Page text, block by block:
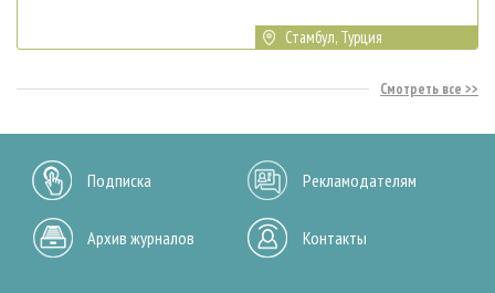
Стамбул, Турция
Смотреть все
Подписка Рекламодателям
Архив журналов Контакты